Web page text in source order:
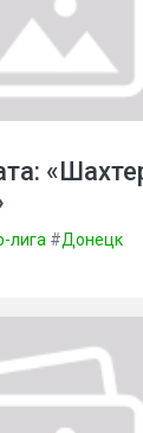
лига #Донецк